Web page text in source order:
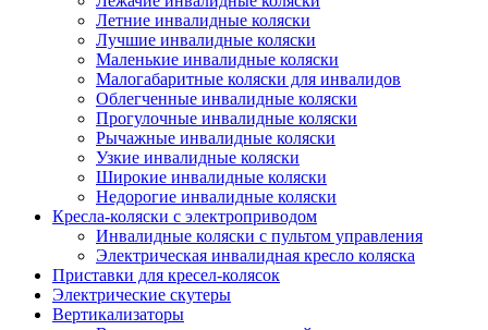
Летние инвалидные коляски
Лучшие инвалидные коляски
Маленькие инвалидные коляски
Малогабаритные коляски для инвалидов
Облегченные инвалидные коляски
Прогулочные инвалидные коляски
Рычажные инвалидные коляски
Узкие инвалидные коляски
Широкие инвалидные коляски
Недорогие инвалидные коляски
Кресла-коляски с электроприводом
Инвалидные коляски с пультом управления
Электрическая инвалидная кресло коляска
Приставки для кресел-колясок
Электрические скутеры
Вертикализаторы